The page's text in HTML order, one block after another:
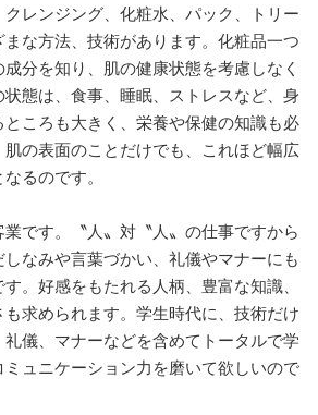
レンジング、化粧水、パック、トリー
まな方法、技術があります。化粧品一つ
分を知り、肌の健康状態を考慮しなく
態は、食事、睡眠、ストレスなど、身
ころも大きく、栄養や保健の知識も必
の表面のことだけでも、これほど幅広
るのです。
です。〝人〟対〝人〟の仕事ですから
なみや言葉づかい、礼儀やマナーにも
。好感をもたれる人柄、豊富な知識、
求められます。学生時代に、技術だけ
儀、マナーなどを含めてトータルで学
ュニケーション力を磨いて欲しいので